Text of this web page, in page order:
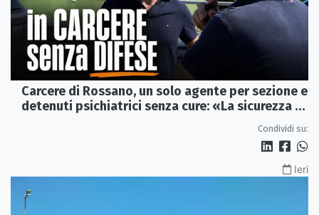
Carcere di Rossano, un solo agente per sezione e
detenuti psichiatrici senza cure: «La sicurezza è
Condividi su:
Ieri